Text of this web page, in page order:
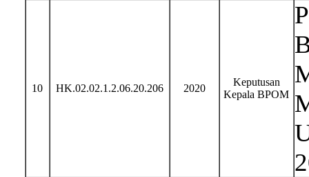
10 HK.02.02.1.2.06.20.206 2020
Keputusan
Kepala BPOM